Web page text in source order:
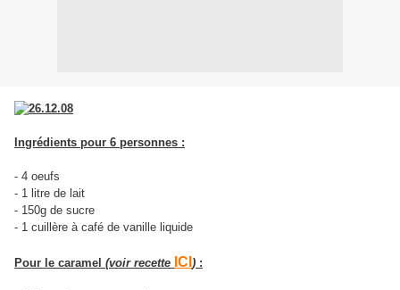
Ingrédients pour 6 personnes :
- 4 oeufs
- 1 litre de lait
- 150g de sucre
- 1 cuillère à café de vanille liquide
Pour le caramel (voir recette ICI ) :